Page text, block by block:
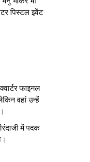
पिस्टल इवेंट
फाइनल
वहां उन्हें
में पदक